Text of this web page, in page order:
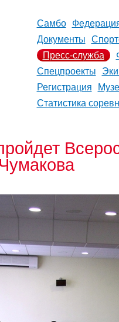
Самбо
Документы
Пресс-служба
Спецпроекты
Регистрация
Статистика